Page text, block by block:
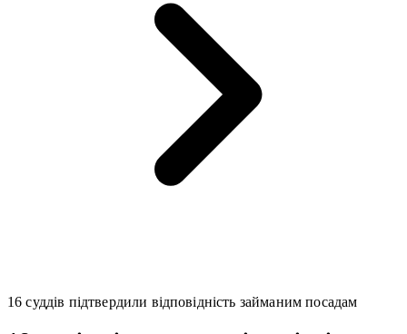
16 суддів підтвердили відповідність займаним посадам